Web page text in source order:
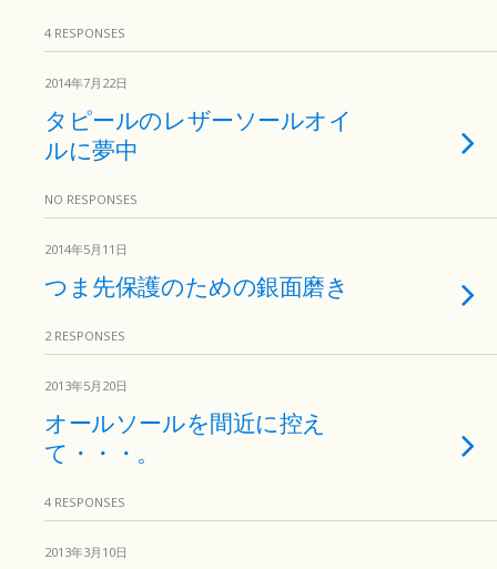
4 RESPONSES
2014年7月22日
タピールのレザーソールオイ
ルに夢中
NO RESPONSES
2014年5月11日
つま先保護のための銀面磨き
2 RESPONSES
2013年5月20日
オールソールを間近に控え
て・・・。
4 RESPONSES
2013年3月10日